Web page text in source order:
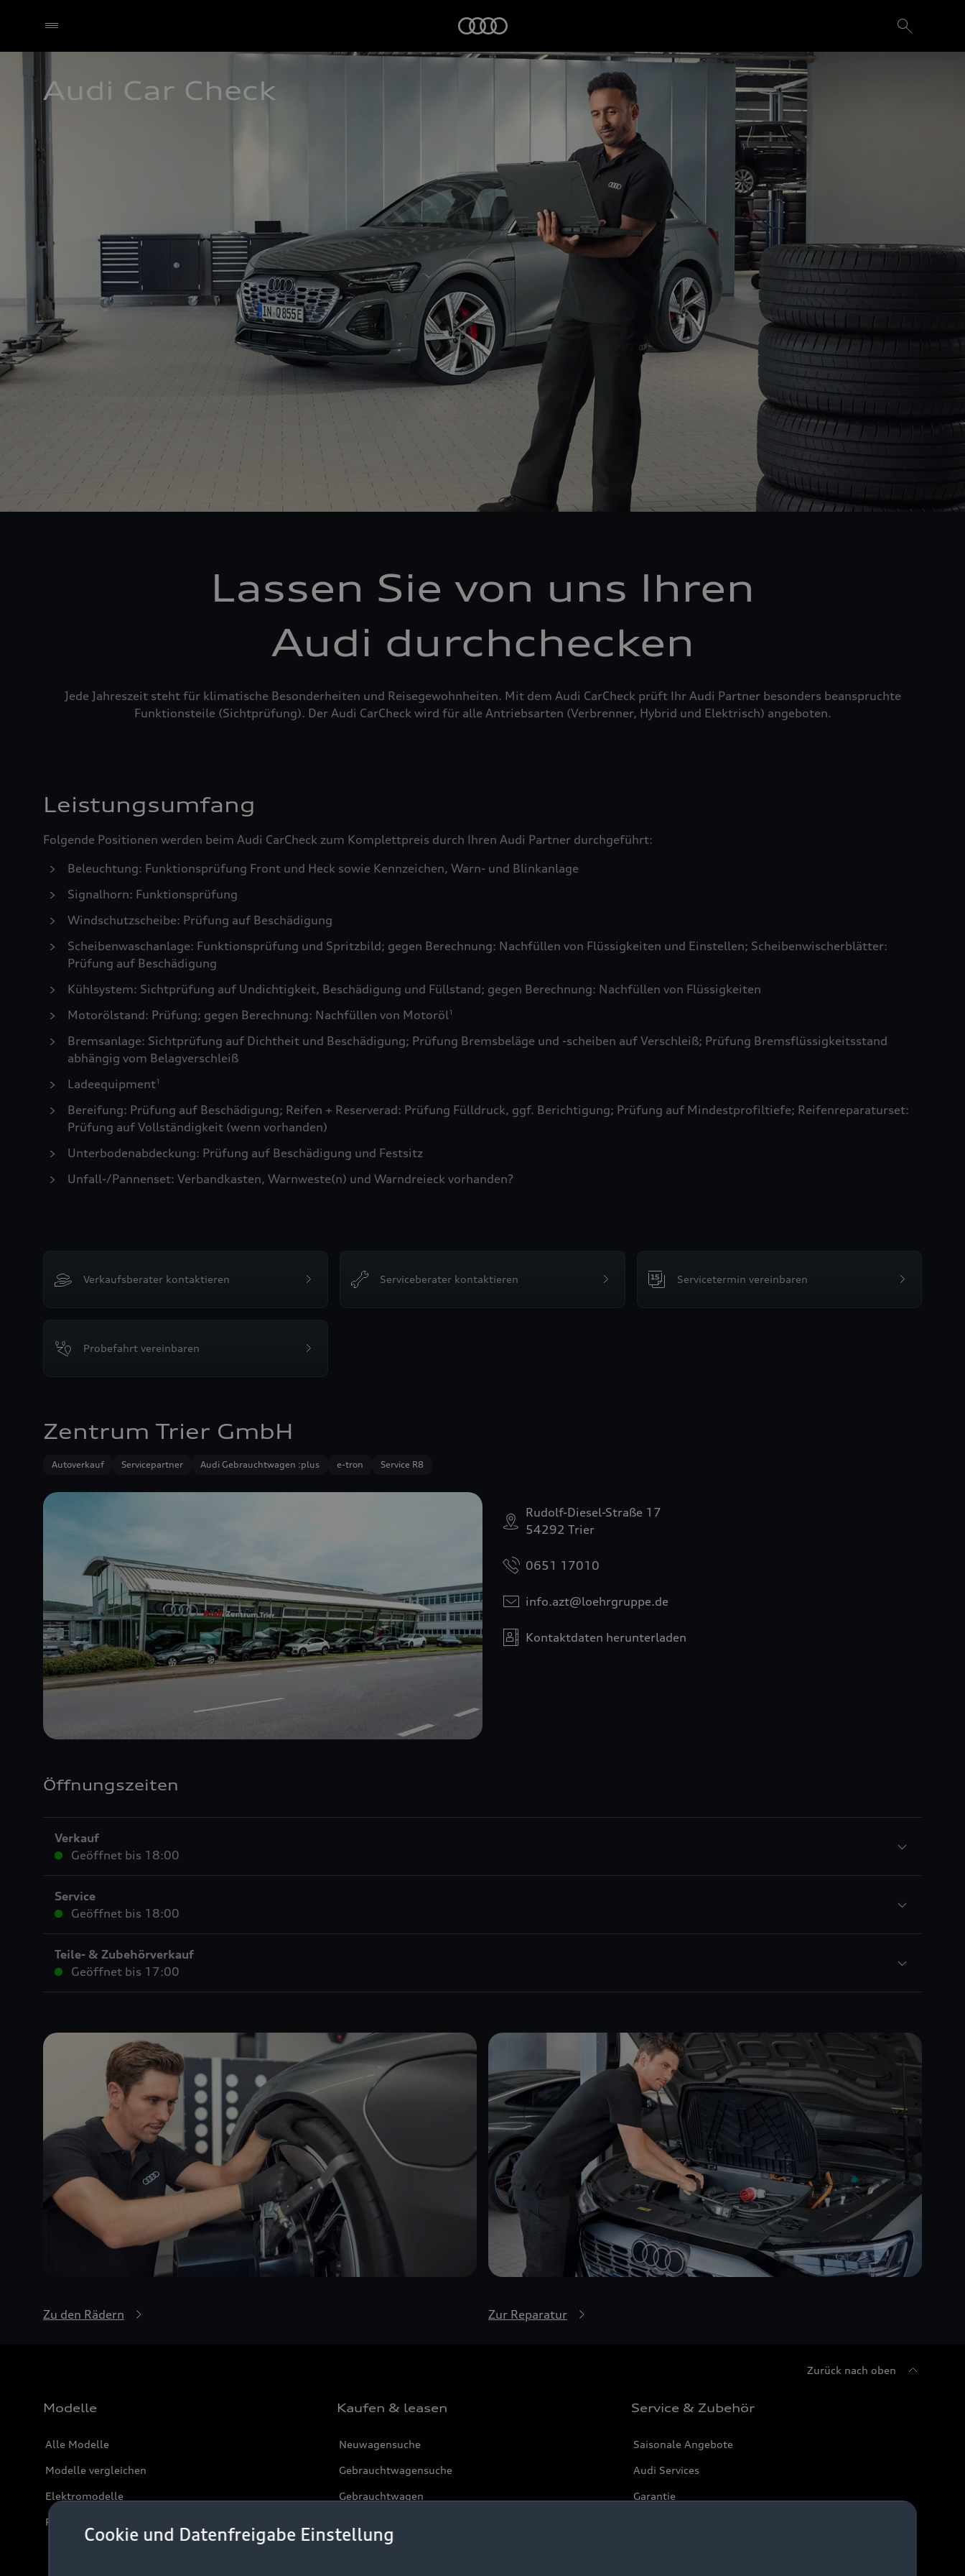
Cookie und Datenfreigabe Einstellung
Audi Car Check
Lassen Sie von uns Ihren
Audi durchchecken
Jede Jahreszeit steht für klimatische Besonderheiten und Reisegewohnheiten. Mit dem Audi CarCheck prüft Ihr Audi Partner besonders beanspruchte
Funktionsteile (Sichtprüfung). Der Audi CarCheck wird für alle Antriebsarten (Verbrenner, Hybrid und Elektrisch) angeboten.
Leistungsumfang
Folgende Positionen werden beim Audi CarCheck zum Komplettpreis durch Ihren Audi Partner durchgeführt:
Beleuchtung: Funktionsprüfung Front und Heck sowie Kennzeichen, Warn- und Blinkanlage
Signalhorn: Funktionsprüfung
Windschutzscheibe: Prüfung auf Beschädigung
Scheibenwaschanlage: Funktionsprüfung und Spritzbild; gegen Berechnung: Nachfüllen von Flüssigkeiten und Einstellen; Scheibenwischerblätter:
Prüfung auf Beschädigung
Kühlsystem: Sichtprüfung auf Undichtigkeit, Beschädigung und Füllstand; gegen Berechnung: Nachfüllen von Flüssigkeiten
Motorölstand: Prüfung; gegen Berechnung: Nachfüllen von Motoröl1
Bremsanlage: Sichtprüfung auf Dichtheit und Beschädigung; Prüfung Bremsbeläge und -scheiben auf Verschleiß; Prüfung Bremsflüssigkeitsstand
abhängig vom Belagverschleiß
Ladeequipment1
Bereifung: Prüfung auf Beschädigung; Reifen + Reserverad: Prüfung Fülldruck, ggf. Berichtigung; Prüfung auf Mindestprofiltiefe; Reifenreparaturset:
Prüfung auf Vollständigkeit (wenn vorhanden)
Unterbodenabdeckung: Prüfung auf Beschädigung und Festsitz
Unfall-/Pannenset: Verbandkasten, Warnweste(n) und Warndreieck vorhanden?
Verkaufsberater kontaktieren Serviceberater kontaktieren Servicetermin vereinbaren
Probefahrt vereinbaren
Zentrum Trier GmbH
Autoverkauf Servicepartner Audi Gebrauchtwagen :plus e-tron Service R8
Rudolf-Diesel-Straße 17
54292 Trier
0651 17010
info.azt@loehrgruppe.de
Kontaktdaten herunterladen
Öffnungszeiten
Verkauf
Geöffnet bis 18:00
Service
Geöffnet bis 18:00
Teile- & Zubehörverkauf
Geöffnet bis 17:00
Zu den Rädern Zur Reparatur
Zurück nach oben
Modelle
Alle Modelle
Modelle vergleichen
Elektromodelle
Plug-in-Hybride
Kaufen & leasen
Neuwagensuche
Gebrauchtwagensuche
Gebrauchtwagen
Aktionen & Angebote
Service & Zubehör
Saisonale Angebote
Audi Services
Garantie